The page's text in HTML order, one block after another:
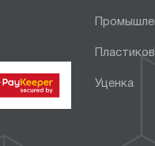
Уценка